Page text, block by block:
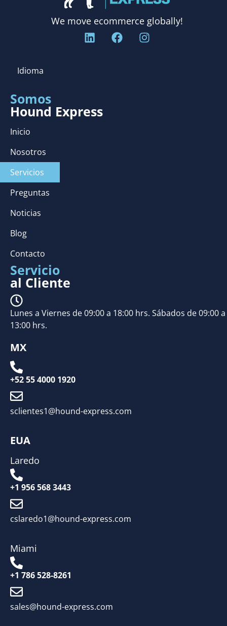
We move ecommerce globally!
Idioma
Somos
Hound Express
Inicio
Nosotros
Servicios
Preguntas
Noticias
Blog
Contacto
Servicio
al Cliente
Lunes a Viernes de 09:00 a 18:00 hrs. Sábados de 09:00 a
13:00 hrs.
MX
+52 55 4000 1920
sclientes1@hound-express.com
EUA
Laredo
+1 956 568 3443
cslaredo1@hound-express.com
Miami
+1 786 528-8261
sales@hound-express.com